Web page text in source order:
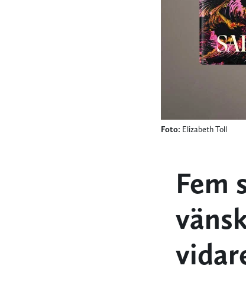
Foto: Elizabeth Toll
Fem